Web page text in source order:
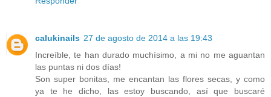
calukinails 27 de agosto de 2014 a las 19:43
Increíble, te han durado muchísimo, a mi no me aguantan
las puntas ni dos días!
Son super bonitas, me encantan las flores secas, y como
ya te he dicho, las estoy buscando, así que buscaré